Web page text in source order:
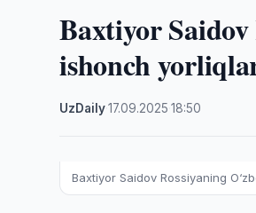
Baxtiyor Saidov
ishonch
UzDaily·17.09.2025 ·18:50
Baxtiyor Saidov Rossiyaning